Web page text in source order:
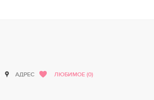
АДРЕС ЛЮБИМОЕ (0)